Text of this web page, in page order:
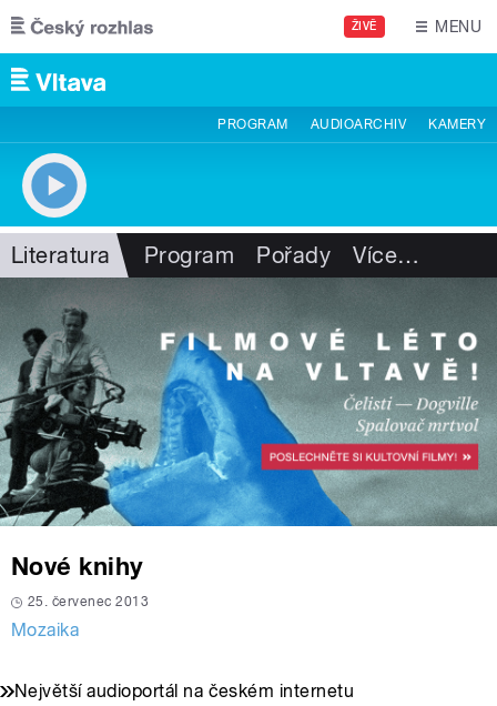
Přejít k hlavnímu obsahu
ŽIVĚ MENU
PROGRAM AUDIOARCHIV KAMERY
Literatura Program Pořady Více…
Nové knihy
25. červenec 2013
Mozaika
Největší audioportál na českém internetu